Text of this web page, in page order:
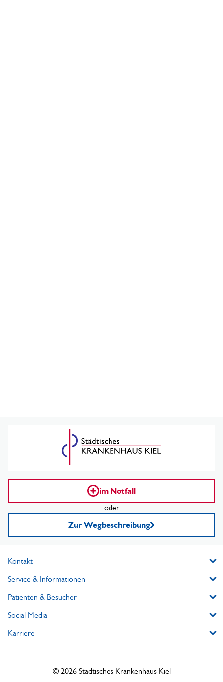
im Notfall
oder
Zur Wegbeschreibung
Kontakt
Service & Informationen
Patienten & Besucher
Social Media
Karriere
© 2026 Städtisches Krankenhaus Kiel